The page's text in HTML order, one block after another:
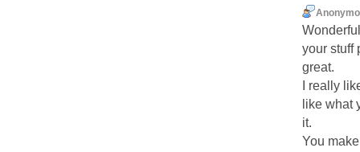
your stuff
great.
I really
like what
it.
You